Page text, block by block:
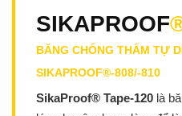
SIKAPROOF
BĂNG CHỐNG THẤM TỰ
SIKAPROOF®-808/-810
SikaProof® Tape-120 là